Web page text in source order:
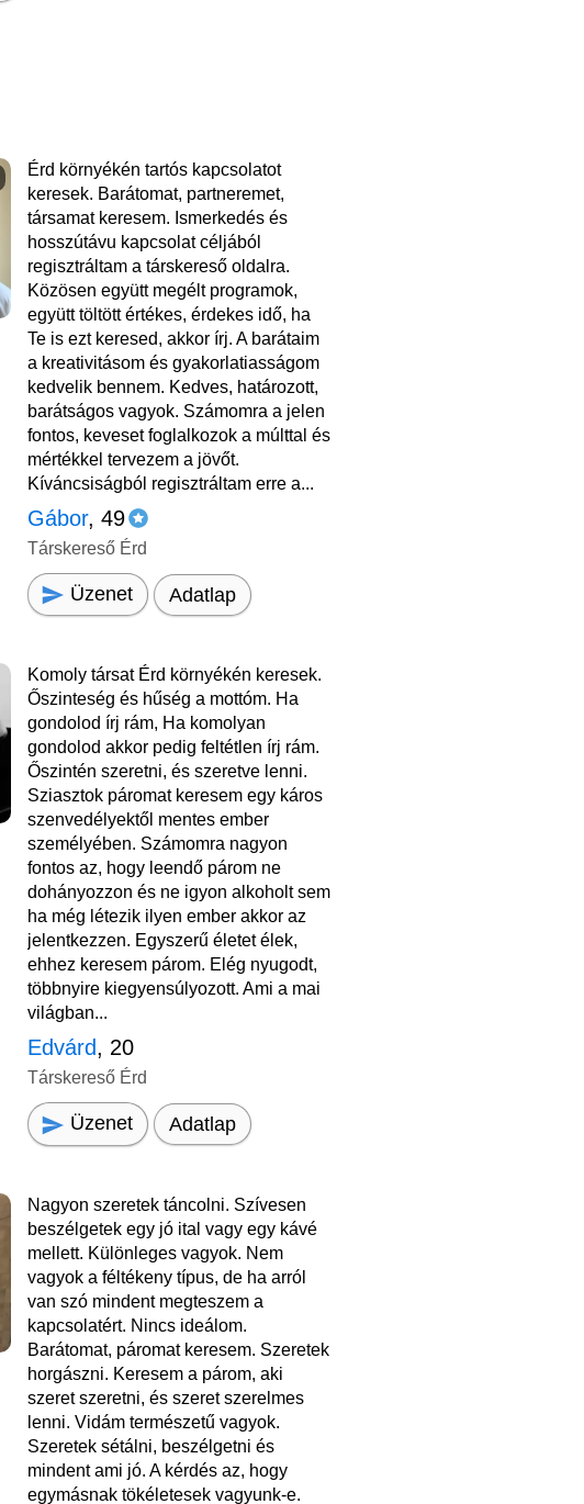
Érd környékén tartós kapcsolatot
keresek. Barátomat, partneremet,
társamat keresem. Ismerkedés és
hosszútávu kapcsolat céljából
regisztráltam a társkereső oldalra.
Közösen együtt megélt programok,
együtt töltött értékes, érdekes idő, ha
Te is ezt keresed, akkor írj. A barátaim
a kreativitásom és gyakorlatiasságom
kedvelik bennem. Kedves, határozott,
barátságos vagyok. Számomra a jelen
fontos, keveset foglalkozok a múlttal és
mértékkel tervezem a jövőt.
Kíváncsiságból regisztráltam erre a...
Gábor, 49
Társkereső Érd
Üzenet Adatlap
Komoly társat Érd környékén keresek.
Őszinteség és hűség a mottóm. Ha
gondolod írj rám, Ha komolyan
gondolod akkor pedig feltétlen írj rám.
Őszintén szeretni, és szeretve lenni.
Sziasztok páromat keresem egy káros
szenvedélyektől mentes ember
személyében. Számomra nagyon
fontos az, hogy leendő párom ne
dohányozzon és ne igyon alkoholt sem
ha még létezik ilyen ember akkor az
jelentkezzen. Egyszerű életet élek,
ehhez keresem párom. Elég nyugodt,
többnyire kiegyensúlyozott. Ami a mai
világban...
Edvárd, 20
Társkereső Érd
Üzenet Adatlap
Nagyon szeretek táncolni. Szívesen
beszélgetek egy jó ital vagy egy kávé
mellett. Különleges vagyok. Nem
vagyok a féltékeny típus, de ha arról
van szó mindent megteszem a
kapcsolatért. Nincs ideálom.
Barátomat, páromat keresem. Szeretek
horgászni. Keresem a párom, aki
szeret szeretni, és szeret szerelmes
lenni. Vidám természetű vagyok.
Szeretek sétálni, beszélgetni és
mindent ami jó. A kérdés az, hogy
egymásnak tökéletesek vagyunk-e.